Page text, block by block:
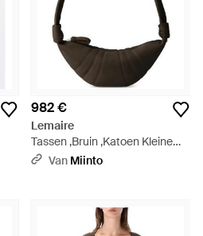
982 €
Lemaire
Tassen ,Bruin ,Katoen Kleine
Croissant Tas - Zwart
Van Miinto